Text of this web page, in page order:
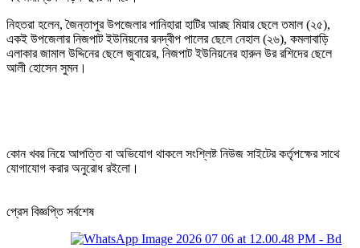
নিহতরা হলেন, জৈন্তাপুর উপজেলার পানিহারা হাটির আরছ মিয়ার ছেলে তমাল (২৫),
একই উপজেলার নিজপাট ইউনিয়নের রনদ্বীপ পালের ছেলে নেহাল (২৬), কমলাবাড়ি
এলাকার জামাল উদ্দিনের ছেলে জুবায়ের, নিজপাট ইউনিয়নের হারুন উর রশিদের ছেলে
আলী হোসেন সুমন।
কোন খবর নিয়ে আপত্তি বা অভিযোগ থাকলে সংশ্লিষ্ট নিউজ সাইটের কর্তৃপক্ষের সাথে
যোগাযোগ করার অনুরোধ রইলো।
প্রেস বিজ্ঞপ্তি সর্বশেষ